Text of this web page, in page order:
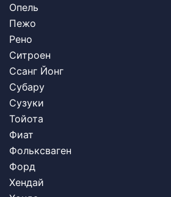
Опель
Пежо
Рено
Ситроен
Ссанг Йонг
Субару
Сузуки
Тойота
Фиат
Фольксваген
Форд
Хендай